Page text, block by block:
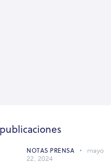
NOTAS PRENSA
mayo
22, 2024